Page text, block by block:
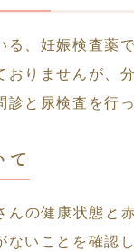
る、妊娠検査薬
おりませんが、
診と尿検査を行
んの健康状態と
ないことを確認